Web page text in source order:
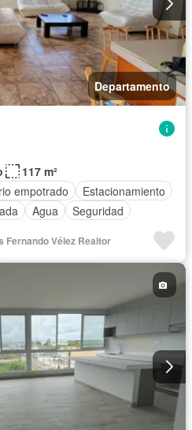
Departamento
117 m²
empotrado
Estacionamiento
Agua
Seguridad
Fernando Vélez Realtor